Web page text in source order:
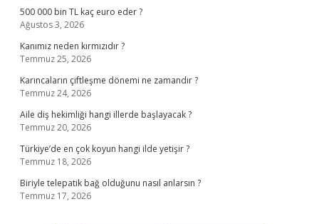
500 000 bin TL kaç euro eder ?
Ağustos 3, 2026
Kanımız neden kırmızıdır ?
Temmuz 25, 2026
Karıncaların çiftleşme dönemi ne zamandır ?
Temmuz 24, 2026
Aile diş hekimliği hangi illerde başlayacak ?
Temmuz 20, 2026
Türkiye’de en çok koyun hangi ilde yetişir ?
Temmuz 18, 2026
Biriyle telepatik bağ olduğunu nasıl anlarsın ?
Temmuz 17, 2026